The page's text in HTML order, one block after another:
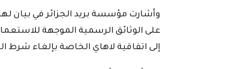
وأشارت مؤسسة بريد الجزائر في بيان
على الوثائق الرسمية الموجهة
إلى اتفاقية لاهاي الخاصة بإلغاء شرط